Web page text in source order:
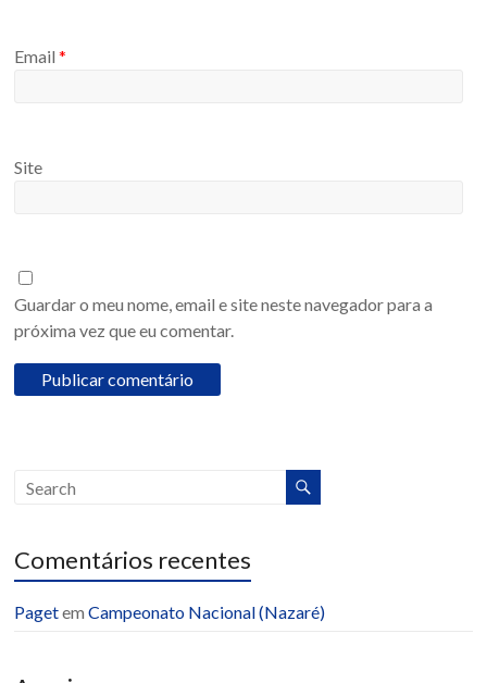
Email*
Site
Guardar o meu nome, email e site neste navegador para a
próxima vez que eu comentar.
Comentários recentes
PagetemCampeonato Nacional (Nazaré)